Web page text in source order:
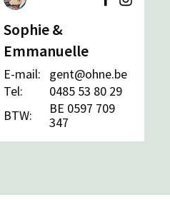
Sophie &
Emmanuelle
E-mail:
gent@ohne.be
Tel:
0485 53 80 29
BTW:
BE 0597 709
347